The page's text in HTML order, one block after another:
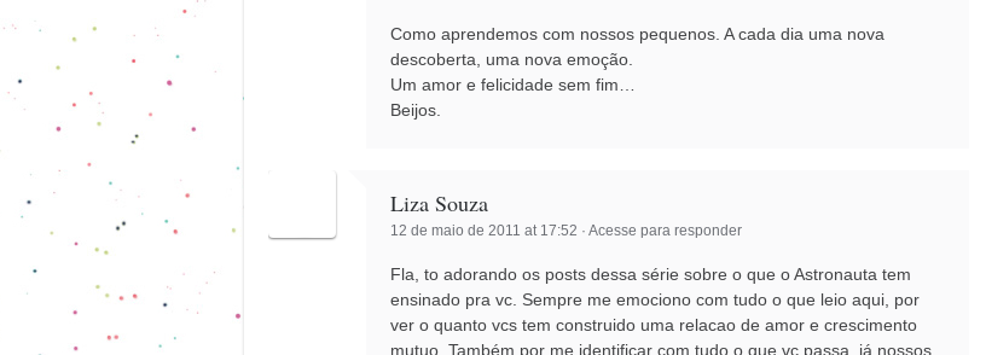
Como aprendemos com nossos pequenos. A cada dia uma nova
descoberta, uma nova emoção.
Um amor e felicidade sem fim…
Beijos.
Liza Souza
12 de maio de 2011 at 17:52 ·Acesse para responder
Fla, to adorando os posts dessa série sobre o que o Astronauta tem
ensinado pra vc. Sempre me emociono com tudo o que leio aqui, por
ver o quanto vcs tem construido uma relacao de amor e crescimento
mutuo. Também por me identificar com tudo o que vc passa, já nossos